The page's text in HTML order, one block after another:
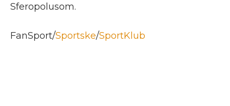
Sferopolusom.
FanSport/Sportske/SportKlub